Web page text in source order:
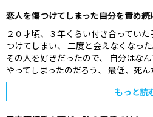
恋人を傷つけてしまった自分を責め続
２０才頃、３年くらい付き合ってい
つけてしまい、 二度と会えなくなっ
その人を好きだったので、 自分はな
やってしまったのだろう、 最低、死ん
もっと読